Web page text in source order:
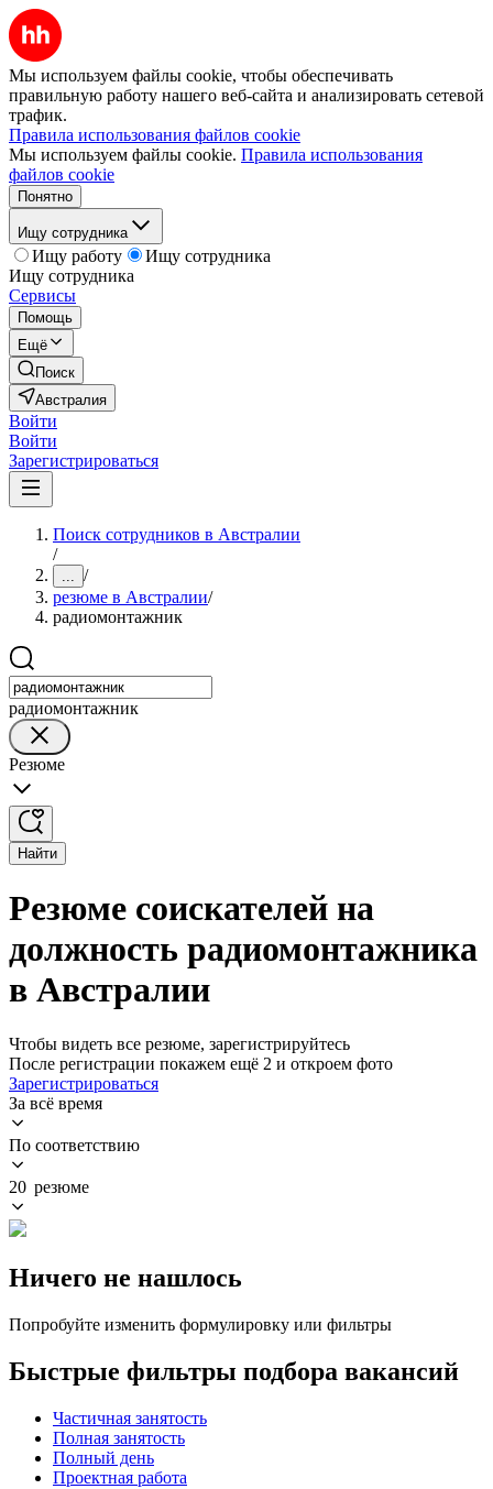
Мы используем файлы cookie, чтобы обеспечивать
правильную работу нашего веб-сайта и анализировать сетевой
трафик.
Правила использования файлов cookie
Мы используем файлы cookie. Правила использования
файлов cookie
Понятно
Ищу сотрудника
Ищу работу
Ищу сотрудника
Ищу сотрудника
Сервисы
Помощь
Ещё
Поиск
Австралия
Войти
Войти
Зарегистрироваться
Поиск сотрудников в Австралии
/
... /
резюме в Австралии/
радиомонтажник
радиомонтажник
Резюме
Найти
Резюме соискателей на
должность радиомонтажника
в Австралии
Чтобы видеть все резюме, зарегистрируйтесь
После регистрации покажем ещё 2 и откроем фото
Зарегистрироваться
За всё время
По соответствию
20 резюме
Ничего не нашлось
Попробуйте изменить формулировку или фильтры
Быстрые фильтры подбора вакансий
Частичная занятость
Полная занятость
Полный день
Проектная работа